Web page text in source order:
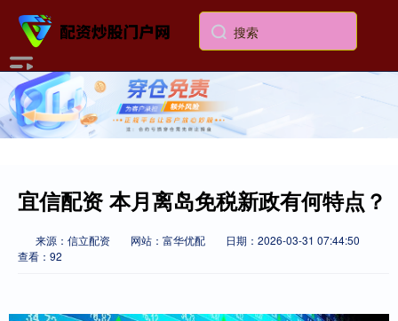
宜信配资 本月离岛免税新政有何特点？
来源：信立配资 网站：富华优配
日期：2026-03-31 07:44:50
查看：92